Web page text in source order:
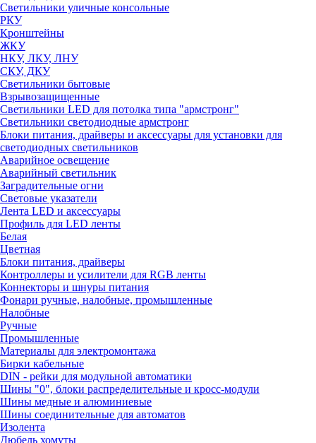
Светильники уличные консольные
РКУ
Кронштейны
ЖКУ
НКУ, ЛКУ, ЛНУ
СКУ, ДКУ
Светильники бытовые
Взрывозащищенные
Светильники LED для потолка типа "армстронг"
Светильники светодиодные армстронг
Блоки питания, драйверы и аксессуары для установки для
светодиодных светильников
Аварийное освещение
Аварийный светильник
Заградительные огни
Световые указатели
Лента LED и аксессуары
Профиль для LED ленты
Белая
Цветная
Блоки питания, драйверы
Контроллеры и усилители для RGB ленты
Коннекторы и шнуры питания
Фонари ручные, налобные, промышленные
Налобные
Ручные
Промышленные
Материалы для электромонтажа
Бирки кабельные
DIN - рейки для модульной автоматики
Шины "0", блоки распределительные и кросс-модули
Шины медные и алюминиевые
Шины соединительные для автоматов
Изолента
Дюбель хомуты